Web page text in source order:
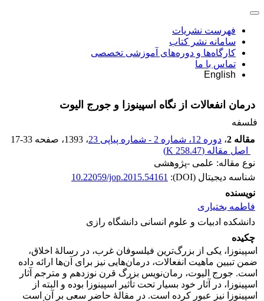
فهرست نشریات
سامانه نشر کتاب
کارگاه‌ها و دوره‌های آموزشی تخصصی
تماس با ما
English
درمان انفعالات از نگاه اسپینوزا و جورج الیوت
فلسفه
مقاله 2
، دوره 12، شماره 2 - شماره پیاپی 23 ، 1393 ، صفحه 17-33
اصل مقاله (258.47 K
)
نوع مقاله: علمی -پژوهشی
شناسه دیجیتال (DOI):
10.22059/jop.2015.54161
نویسنده
فاطمه بختیاری
دانشکده ادبیات و علوم انسانی دانشگاه رازی
چکیده
اسپینوزا، یکی از بزرگ‌ترین فیلسوفان غرب، در رسالۀ اخلاق،
ضمن تبیین ماهیت انفعالات، درمان‌هایی نیز برای آن‌ها ارائه داده
است. جورج الیوت، رمان‌نویس بزرگ قرن نوزدهم و مترجم آثار
اسپینوزا، در آثار خود بسیار تحت تأثیر اسپینوزا بوده و البته از
اسپینوزا نیز عبور کرده است. در مقالۀ حاضر سعی بر آن است